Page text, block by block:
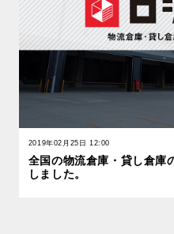
2019年02月25日 12:00
全国の物流倉庫・貸し倉庫
しました。